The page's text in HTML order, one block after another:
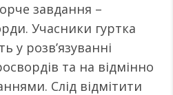
завдання –
Учасники гуртка
у розв’язуванні
та на відмінно
Слід відмітити